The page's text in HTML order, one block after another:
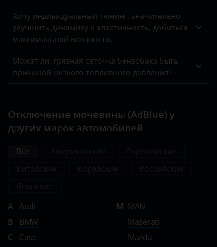
Хочу индивидуальный тюнинг, значительно
улучшить динамику и эластичность, добиться
максимальной мощности.
Может ли, грязная сеточка бензобака быть
причиной низкого топливного давления?
Отключение мочевины (AdBlue) у
других марок автомобилей
Все
A
Audi
B
BMW
C
Case
M MAN
Maserati
Mazda